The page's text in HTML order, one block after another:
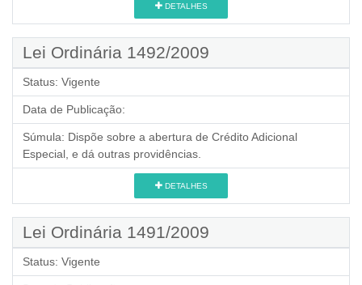
DETALHES
Lei Ordinária 1492/2009
Status: Vigente
Data de Publicação:
Súmula: Dispõe sobre a abertura de Crédito Adicional
Especial, e dá outras providências.
DETALHES
Lei Ordinária 1491/2009
Status: Vigente